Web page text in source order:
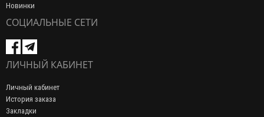
Новинки
СОЦИАЛЬНЫЕ СЕТИ
ЛИЧНЫЙ КАБИНЕТ
Личный кабинет
История заказа
Закладки